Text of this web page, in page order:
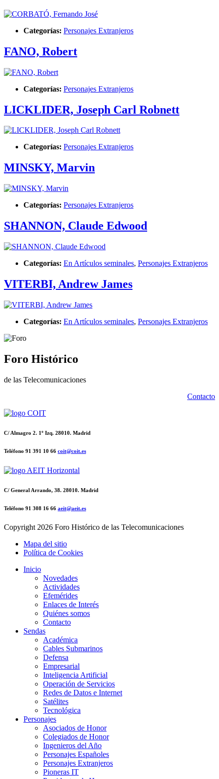
Categorías: Personajes Extranjeros
FANO, Robert
Categorías: Personajes Extranjeros
LICKLIDER, Joseph Carl Robnett
Categorías: Personajes Extranjeros
MINSKY, Marvin
Categorías: Personajes Extranjeros
SHANNON, Claude Edwood
Categorías: En Artículos seminales, Personajes Extranjeros
VITERBI, Andrew James
Categorías: En Artículos seminales, Personajes Extranjeros
Foro Histórico
de las Telecomunicaciones
Contacto
C/ Almagro 2. 1º Izq. 28010. Madrid
Teléfono 91 391 10 66 coit@coit.es
C/ General Arrando, 38. 28010. Madrid
Teléfono 91 308 16 66 aeit@aeit.es
Copyright2026 Foro Histórico de las Telecomunicaciones
Mapa del sitio
Política de Cookies
Inicio
Novedades
Actividades
Efemérides
Enlaces de Interés
Quiénes somos
Contacto
Sendas
Académica
Cables Submarinos
Defensa
Empresarial
Inteligencia Artificial
Operación de Servicios
Redes de Datos e Internet
Satélites
Tecnológica
Personajes
Asociados de Honor
Colegiados de Honor
Ingenieros del Año
Personajes Españoles
Personajes Extranjeros
Pioneras IT